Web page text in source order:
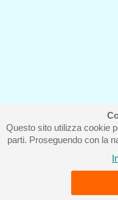
Questo sito utilizza cookie
parti. Proseguendo con la
Iscriviti alla
Piccolo Mondo di Ferri